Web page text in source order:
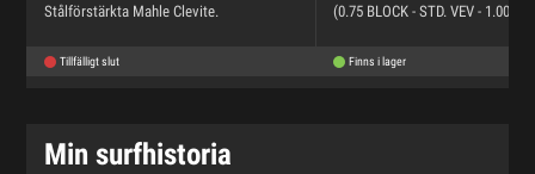
Stålförstärkta Mahle Clevite.
Tillfälligt slut
(0.75 BLOCK - STD. VEV - 1.00
Finns i lager
Min surfhistoria